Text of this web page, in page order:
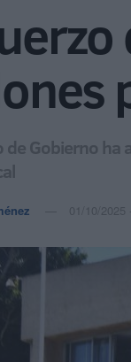
de Gobierno
01/10/2025